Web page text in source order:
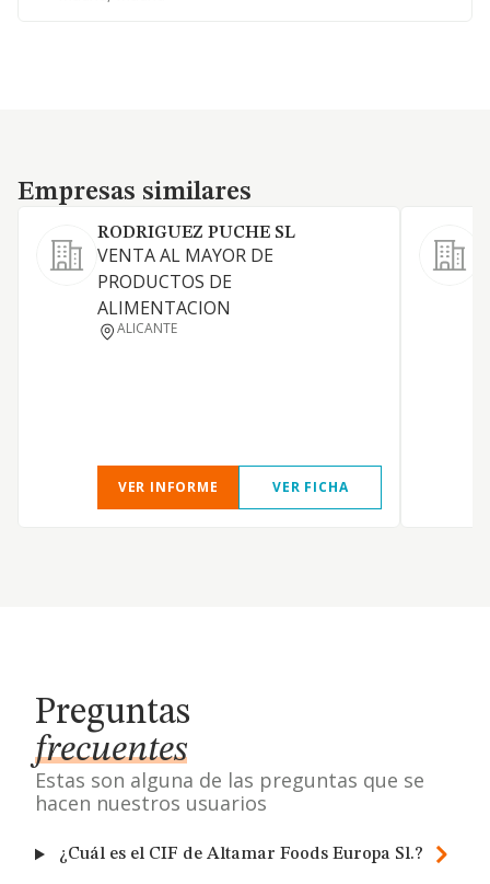
Empresas similares
Empresas similares
RODRIGUEZ PUCHE SL
VENTA AL MAYOR DE
PRODUCTOS DE
ALIMENTACION
ALICANTE
VER INFORME VER FICHA
Preguntas
frecuentes
Estas son alguna de las preguntas que se
hacen nuestros usuarios
¿Cuál es el CIF de Altamar Foods Europa Sl.?